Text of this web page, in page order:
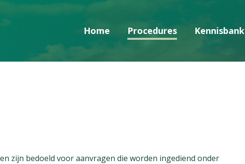
Skip navigatie
Home Procedures Kennisbank
zijn bedoeld voor aanvragen die worden ingediend onder